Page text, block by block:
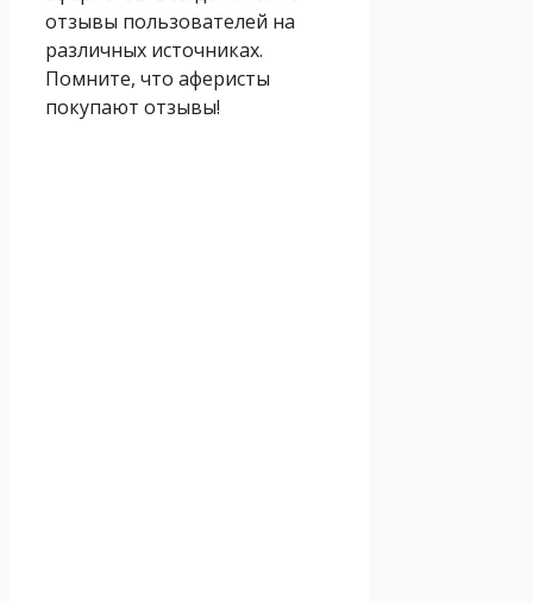
отзывы пользователей на
различных источниках.
Помните, что аферисты
покупают отзывы!